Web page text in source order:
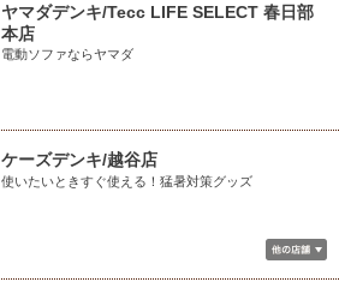
ヤマダデンキ/Tecc LIFE SELECT 春日部
本店
電動ソファならヤマダ
ケーズデンキ/越谷店
使いたいときすぐ使える！猛暑対策グッズ